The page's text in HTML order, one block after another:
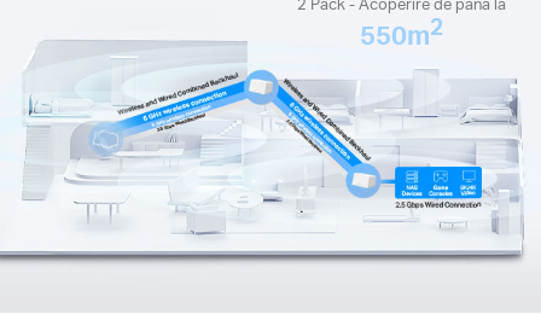
550m2